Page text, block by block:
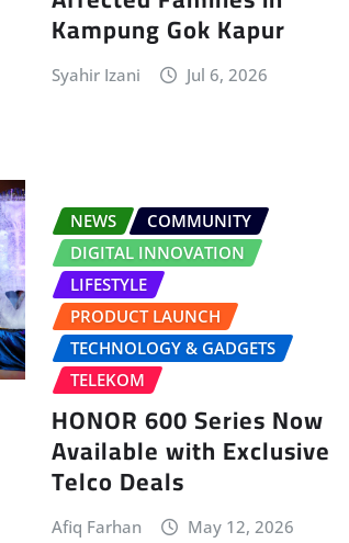
Kampung Gok Kapur
Syahir Izani Jul 6, 2026
NEWS
COMMUNITY
DIGITAL INNOVATION
LIFESTYLE
PRODUCT LAUNCH
TECHNOLOGY & GADGETS
TELEKOM
HONOR 600 Series Now
Available with Exclusive
Telco Deals
Afiq Farhan May 12, 2026